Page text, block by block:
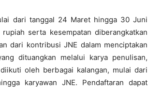
dari tanggal 24 Maret hingga 30 Juni
serta kesempatan diberangkatkan
dari kontribusi JNE dalam menciptakan
dituangkan melalui karya penulisan,
oleh berbagai kalangan, mulai dari
karyawan JNE. Pendaftaran dapat